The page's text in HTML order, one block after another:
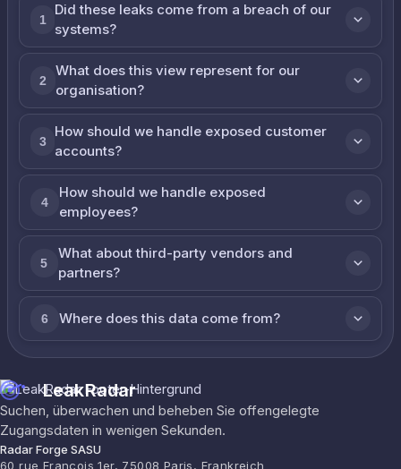
1
Did these leaks come from a breach of our
systems?
2
What does this view represent for our
organisation?
3
How should we handle exposed customer
accounts?
4
How should we handle exposed
employees?
5
What about third-party vendors and
partners?
6 Where does this data come from?
LeakRadar
Suchen, überwachen und beheben Sie offengelegte
Zugangsdaten in wenigen Sekunden.
Radar Forge SASU
60 rue François 1er, 75008 Paris, Frankreich